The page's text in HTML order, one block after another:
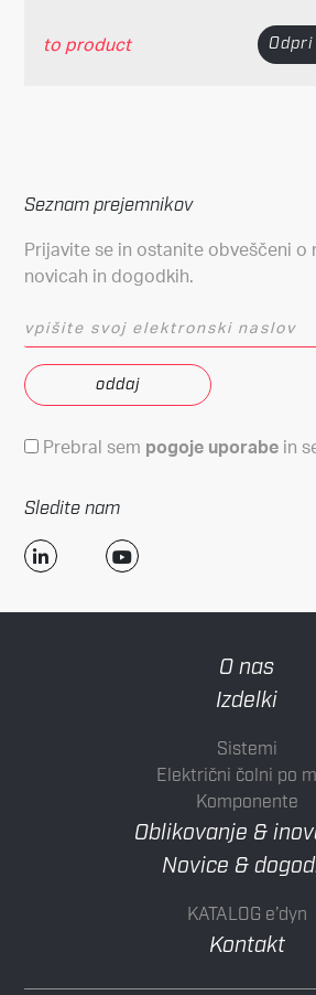
to product
Seznam prejemnikov
Prijavite se in ostanite obveščeni o
novicah in dogodkih.
vpišite svoj elektronski naslov
Pogoji uporabe
Prebral sem pogoje uporabe in
Sledite nam
O nas
Izdelki
Sistemi
Električni čolni po
Komponente
Oblikovanje &
Novice &
KATALOG e’dyn
Kontakt